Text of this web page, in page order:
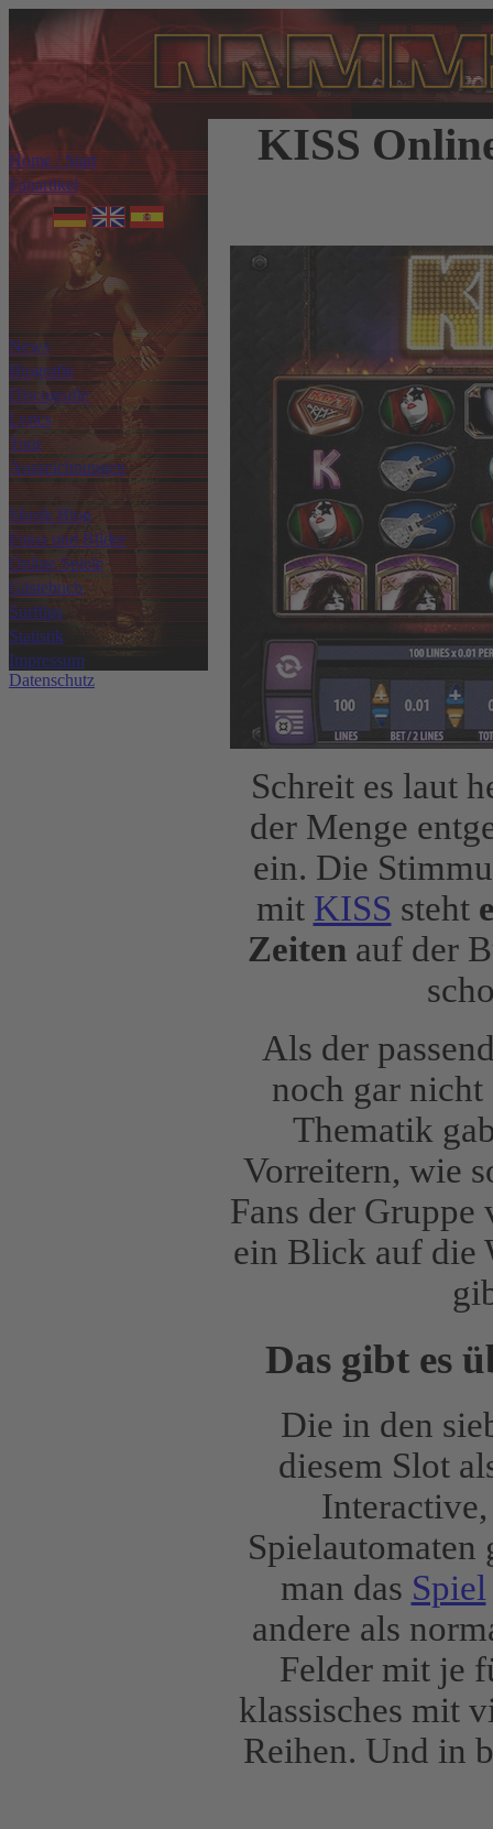
Home / Start
Fanartikel
News
Biografie
Discografie
Lyrics
Tour
Auszeichnungen
Musik Blog
Fotos und Bilder
Online Spiele
Gästebuch
Surftips
Statistik
Impressum
Datenschutz
KISS
Schreit es laut
der Menge
ein. Die
mit KISS steht
Zeiten auf der
Als der
noch gar
Thematik
Vorreitern, wie
Fans der
ein Blick auf die
Das gibt es
Die in den
diesem Slot
Spielautomaten
man das Spiel
andere als
Felder mit je
klassisches mit
Reihen. Und in